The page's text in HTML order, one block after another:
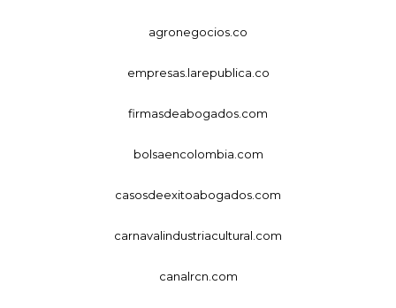
agronegocios.co
empresas.larepublica.co
firmasdeabogados.com
bolsaencolombia.com
casosdeexitoabogados.com
carnavalindustriacultural.com
canalrcn.com